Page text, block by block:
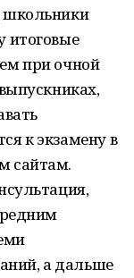
школьники
итоговые
при очной
к экзамену в
сайтам.
а дальше